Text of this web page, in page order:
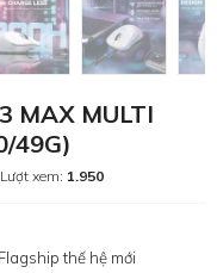
MAX MULTI
49G)
Lượt xem: 1.950
thế hệ mới